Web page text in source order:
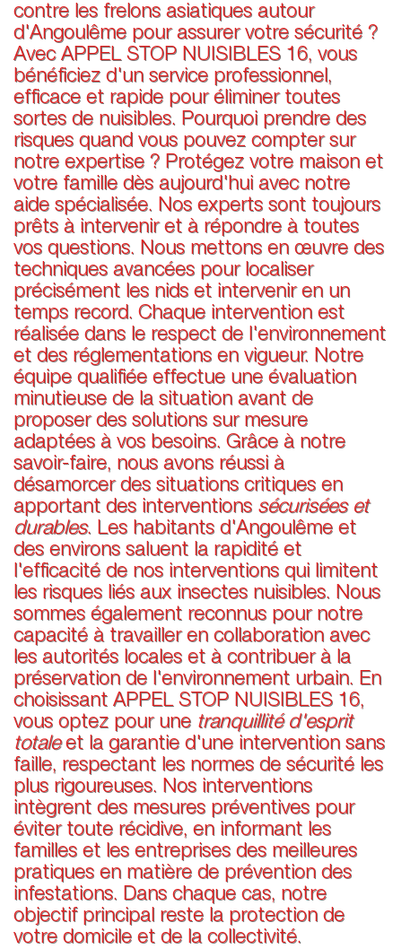
contre les frelons asiatiques autour
d'Angoulême pour assurer votre sécurité ?
Avec APPEL STOP NUISIBLES 16, vous
bénéficiez d'un service professionnel,
efficace et rapide pour éliminer toutes
sortes de nuisibles. Pourquoi prendre des
risques quand vous pouvez compter sur
notre expertise ? Protégez votre maison et
votre famille dès aujourd'hui avec notre
aide spécialisée. Nos experts sont toujours
prêts à intervenir et à répondre à toutes
vos questions. Nous mettons en œuvre des
techniques avancées pour localiser
précisément les nids et intervenir en un
temps record. Chaque intervention est
réalisée dans le respect de l'environnement
et des réglementations en vigueur. Notre
équipe qualifiée effectue une évaluation
minutieuse de la situation avant de
proposer des solutions sur mesure
adaptées à vos besoins. Grâce à notre
savoir-faire, nous avons réussi à
désamorcer des situations critiques en
apportant des interventions sécurisées et
durables. Les habitants d'Angoulême et
des environs saluent la rapidité et
l'efficacité de nos interventions qui limitent
les risques liés aux insectes nuisibles. Nous
sommes également reconnus pour notre
capacité à travailler en collaboration avec
les autorités locales et à contribuer à la
préservation de l'environnement urbain. En
choisissant APPEL STOP NUISIBLES 16,
vous optez pour une tranquillité d'esprit
totaleet la garantie d'une intervention sans
faille, respectant les normes de sécurité les
plus rigoureuses. Nos interventions
intègrent des mesures préventives pour
éviter toute récidive, en informant les
familles et les entreprises des meilleures
pratiques en matière de prévention des
infestations. Dans chaque cas, notre
objectif principal reste la protection de
votre domicile et de la collectivité.